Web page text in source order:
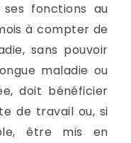
fonctions au
à compter de
sans pouvoir
maladie ou
doit bénéficier
de travail ou, si
être mis en